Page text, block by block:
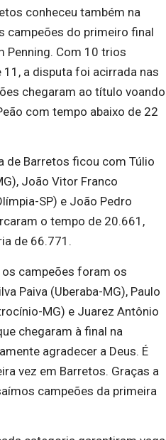
conheceu também na
campeões do primeiro final
Penning. Com 10 trios
a disputa foi acirrada nas
chegaram ao título voando
com tempo abaixo de 22
de Barretos ficou com Túlio
João Vitor Franco
SP) e João Pedro
o tempo de 20.661,
de 66.771.
campeões foram os
Paiva (Uberaba-MG), Paulo
MG) e Juarez Antônio
chegaram à final na
agradecer a Deus. É
vez em Barretos. Graças a
campeões da primeira